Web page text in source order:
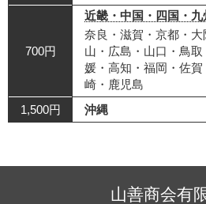
700円
近畿・中国・四国・九
奈良・滋賀・京都・
山・広島・山口・鳥
媛・高知・福岡・佐
崎・鹿児島
1,500円
沖縄
山善商会有